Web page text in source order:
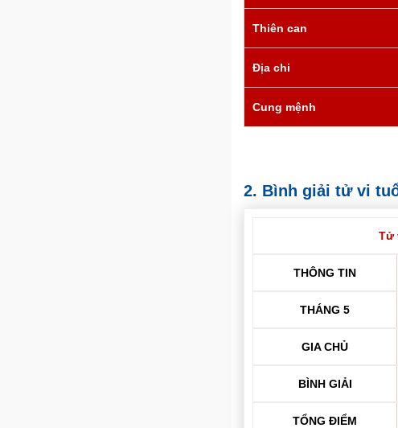
Thiên can
Địa chi
Cung mệnh
2. Bình giải tử vi
Tử
THÔNG TIN
THÁNG 5
GIA CHỦ
BÌNH GIẢI
TỔNG ĐIỂM